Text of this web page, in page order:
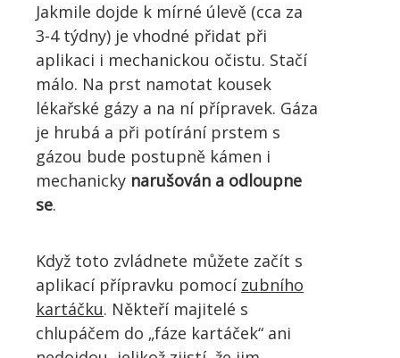
Jakmile dojde k mírné úlevě (cca za
3-4 týdny) je vhodné přidat při
aplikaci i mechanickou očistu. Stačí
málo. Na prst namotat kousek
lékařské gázy a na ní přípravek. Gáza
je hrubá a při potírání prstem s
gázou bude postupně kámen i
mechanicky narušován a odloupne
se.
Když toto zvládnete můžete začít s
aplikací přípravku pomocí zubního
kartáčku. Někteří majitelé s
chlupáčem do „fáze kartáček“ ani